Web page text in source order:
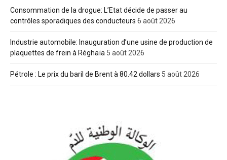
Consommation de la drogue: L’Etat décide de passer au
contrôles sporadiques des conducteurs 6 août 2026
Industrie automobile: Inauguration d’une usine de production de
plaquettes de frein à Réghaïa 5 août 2026
Pétrole : Le prix du baril de Brent à 80.42 dollars 5 août 2026